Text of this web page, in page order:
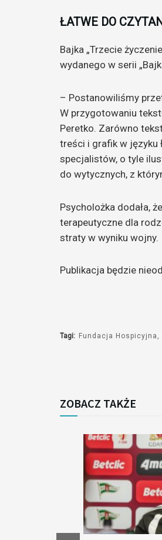
ŁATWE DO
Bajka „Trzecie
wydanego w serii
– Postanowiliśmy
W przygotowaniu
Peretko. Zarówno
treści i grafik w języku
specjalistów, o tyle
do wytycznych, z
Psycholożka dodała,
terapeutyczne dla
straty w wyniku wojny.
Publikacja będzie
Tagi: Fundacja Hospicyjna
ZOBACZ TAKŻE